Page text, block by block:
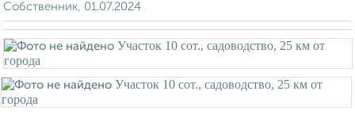
Собственник, 01.07.2024